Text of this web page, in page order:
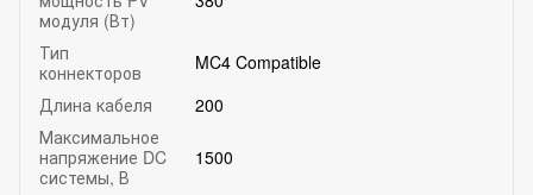
модуля (Вт)
Тип
коннекторов
MC4 Compatible
Длина кабеля
200
Максимальное
напряжение DC
системы, В
1500